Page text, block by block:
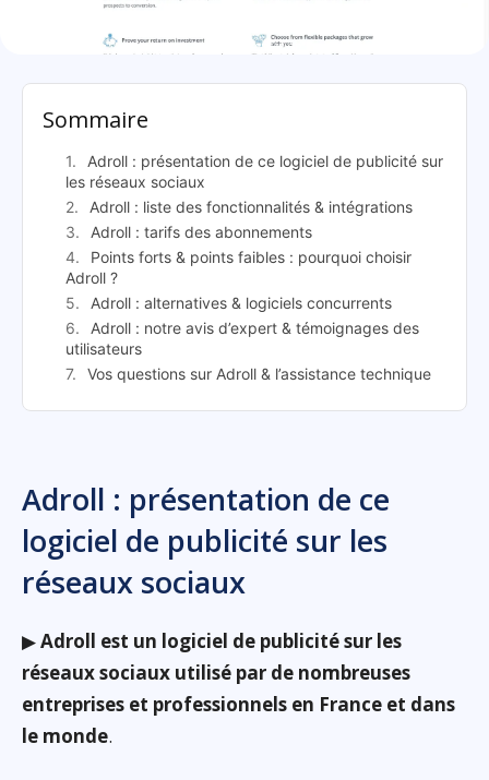
Adroll: présentation
Sommaire
Adroll : présentation de ce logiciel de publicité sur
les réseaux sociaux
Adroll : liste des fonctionnalités & intégrations
Adroll : tarifs des abonnements
Points forts & points faibles : pourquoi choisir
Adroll ?
Adroll : alternatives & logiciels concurrents
Adroll : notre avis d’expert & témoignages des
utilisateurs
Vos questions sur Adroll & l’assistance technique
Adroll : présentation de ce
logiciel de publicité sur les
réseaux sociaux
▶Adroll est un logiciel de publicité sur les
réseaux sociaux utilisé par de nombreuses
entreprises et professionnels en France et dans
le monde.